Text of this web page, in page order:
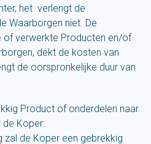
het verlengt de
Waarborgen niet. De
of verwerkte Producten en/of
dekt de kosten van
de oorspronkelijke duur van
Product of onderdelen naar
de Koper:
zal de Koper een gebrekkig